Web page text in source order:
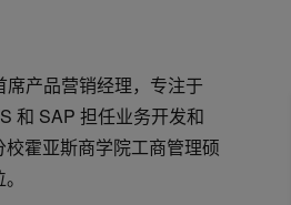
产品营销经理，专注于
和 SAP 担任业务开发和
霍亚斯商学院工商管理硕